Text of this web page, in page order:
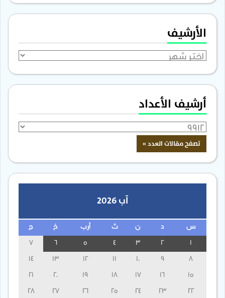
الأرشيف
الأرشيف
أرشيف الأعداد
آب 2026
س ن ث أرب خ ج
3
13
14
15
16
17
18
19
20
21
22
23
24
25
26
27
28